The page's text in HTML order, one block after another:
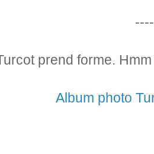
prend forme.
Album photo